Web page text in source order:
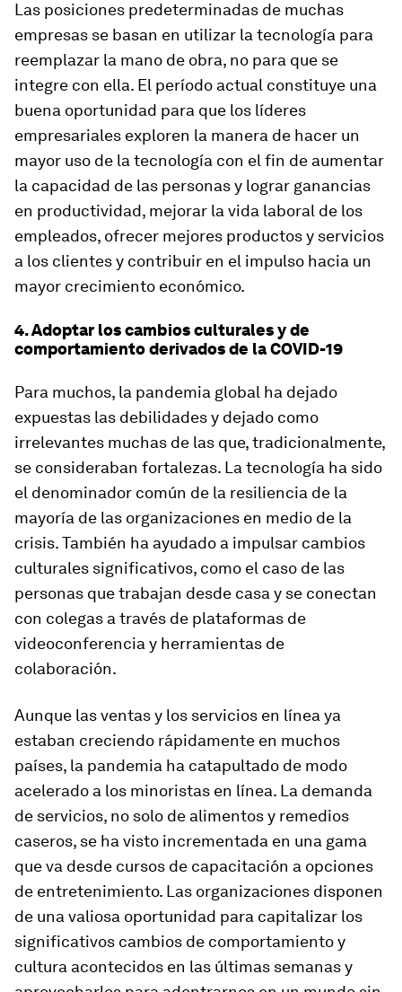
Las posiciones predeterminadas de muchas
empresas se basan en utilizar la tecnología para
reemplazar la mano de obra, no para que se
integre con ella. El período actual constituye una
buena oportunidad para que los líderes
empresariales exploren la manera de hacer un
mayor uso de la tecnología con el fin de aumentar
la capacidad de las personas y lograr ganancias
en productividad, mejorar la vida laboral de los
empleados, ofrecer mejores productos y servicios
a los clientes y contribuir en el impulso hacia un
mayor crecimiento económico.
4. Adoptar los cambios culturales y de
comportamiento derivados de la COVID-19
Para muchos, la pandemia global ha dejado
expuestas las debilidades y dejado como
irrelevantes muchas de las que, tradicionalmente,
se consideraban fortalezas. La tecnología ha sido
el denominador común de la resiliencia de la
mayoría de las organizaciones en medio de la
crisis. También ha ayudado a impulsar cambios
culturales significativos, como el caso de las
personas que trabajan desde casa y se conectan
con colegas a través de plataformas de
videoconferencia y herramientas de
colaboración.
Aunque las ventas y los servicios en línea ya
estaban creciendo rápidamente en muchos
países, la pandemia ha catapultado de modo
acelerado a los minoristas en línea. La demanda
de servicios, no solo de alimentos y remedios
caseros, se ha visto incrementada en una gama
que va desde cursos de capacitación a opciones
de entretenimiento. Las organizaciones disponen
de una valiosa oportunidad para capitalizar los
significativos cambios de comportamiento y
cultura acontecidos en las últimas semanas y